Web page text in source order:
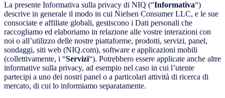
La presente Informativa sulla privacy di NIQ (“Informativa“)
descrive in generale il modo in cui Nielsen Consumer LLC, e le sue
consociate e affiliate globali, gestiscono i Dati personali che
raccogliamo ed elaboriamo in relazione alle vostre interazioni con
noi o all’utilizzo delle nostre piattaforme, prodotti, servizi, panel,
sondaggi, siti web (NIQ.com), software e applicazioni mobili
(collettivamente, i “Servizi“). Potrebbero essere applicate anche altre
informative sulla privacy, ad esempio nel caso in cui l’utente
partecipi a uno dei nostri panel o a particolari attività di ricerca di
mercato, di cui lo informiamo separatamente.